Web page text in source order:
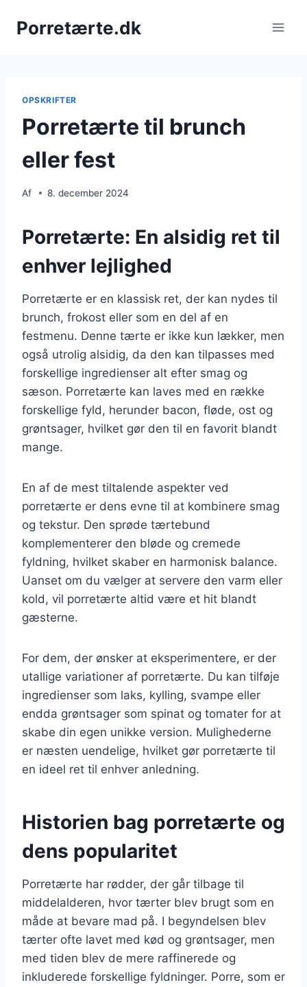
Porretærte.dk
OPSKRIFTER
Porretærte til brunch
eller fest
Af 8. december 2024
Porretærte: En alsidig ret til
enhver lejlighed
Porretærte er en klassisk ret, der kan nydes til
brunch, frokost eller som en del af en
festmenu. Denne tærte er ikke kun lækker, men
også utrolig alsidig, da den kan tilpasses med
forskellige ingredienser alt efter smag og
sæson. Porretærte kan laves med en række
forskellige fyld, herunder bacon, fløde, ost og
grøntsager, hvilket gør den til en favorit blandt
mange.
En af de mest tiltalende aspekter ved
porretærte er dens evne til at kombinere smag
og tekstur. Den sprøde tærtebund
komplementerer den bløde og cremede
fyldning, hvilket skaber en harmonisk balance.
Uanset om du vælger at servere den varm eller
kold, vil porretærte altid være et hit blandt
gæsterne.
For dem, der ønsker at eksperimentere, er der
utallige variationer af porretærte. Du kan tilføje
ingredienser som laks, kylling, svampe eller
endda grøntsager som spinat og tomater for at
skabe din egen unikke version. Mulighederne
er næsten uendelige, hvilket gør porretærte til
en ideel ret til enhver anledning.
Historien bag porretærte og
dens popularitet
Porretærte har rødder, der går tilbage til
middelalderen, hvor tærter blev brugt som en
måde at bevare mad på. I begyndelsen blev
tærter ofte lavet med kød og grøntsager, men
med tiden blev de mere raffinerede og
inkluderede forskellige fyldninger. Porre, som er